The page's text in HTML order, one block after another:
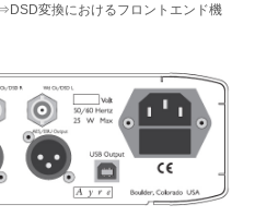
変換におけるフロントエンド機